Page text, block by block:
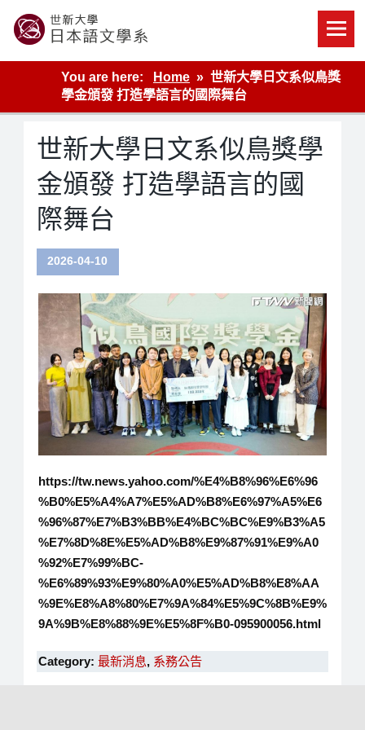
content
世新大學教學單位的網站
You are here:
Home
世新大學日文系似鳥獎
學金頒發 打造學語言的國際舞台
世新大學日文系似鳥獎學
金頒發 打造學語言的國
際舞台
2026-04-10
https://tw.news.yahoo.com/%E4%B8%96%E6%96
%B0%E5%A4%A7%E5%AD%B8%E6%97%A5%E6
%96%87%E7%B3%BB%E4%BC%BC%E9%B3%A5
%E7%8D%8E%E5%AD%B8%E9%87%91%E9%A0
%92%E7%99%BC-
%E6%89%93%E9%80%A0%E5%AD%B8%E8%AA
%9E%E8%A8%80%E7%9A%84%E5%9C%8B%E9%
9A%9B%E8%88%9E%E5%8F%B0-095900056.html
Category: 最新消息, 系務公告